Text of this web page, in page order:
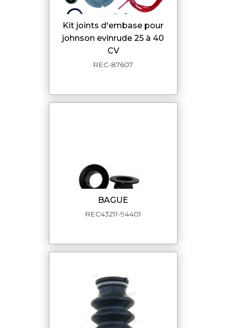
kit joints d'embase pour
johnson evinrude 25 à 40
CV
REC-87607
BAGUE
REC43211-94401